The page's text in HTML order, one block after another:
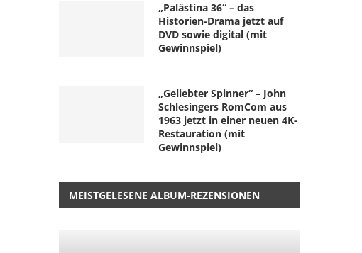
„Palästina 36“ – das
Historien-Drama jetzt auf
DVD sowie digital (mit
Gewinnspiel)
„Geliebter Spinner“ – John
Schlesingers RomCom aus
1963 jetzt in einer neuen 4K-
Restauration (mit
Gewinnspiel)
MEISTGELESENE ALBUM-REZENSIONEN